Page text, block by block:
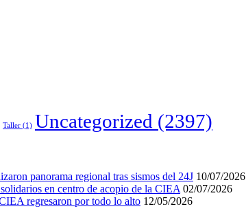
Taller (1) Uncategorized (2397)
panorama regional tras sismos del 24J 10/07/2026
en centro de acopio de la CIEA 02/07/2026
regresaron por todo lo alto 12/05/2026